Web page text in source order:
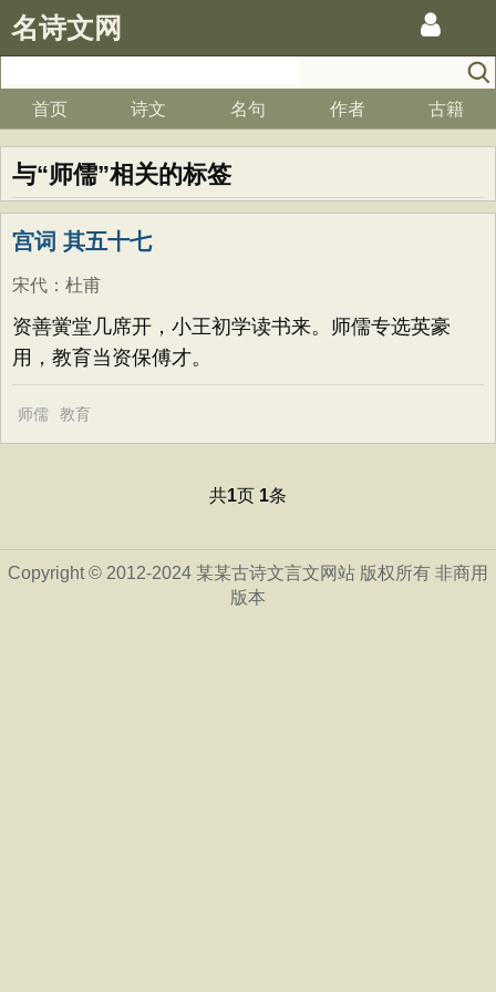
名诗文网
首页 诗文 名句 作者 古籍
与“师儒”相关的标签
宫词 其五十七
宋代 ： 杜甫
资善黉堂几席开，小王初学读书来。师儒专选英豪
用，教育当资保傅才。
师儒 教育
共1页 1条
Copyright © 2012-2024 某某古诗文言文网站 版权所有 非商用
版本